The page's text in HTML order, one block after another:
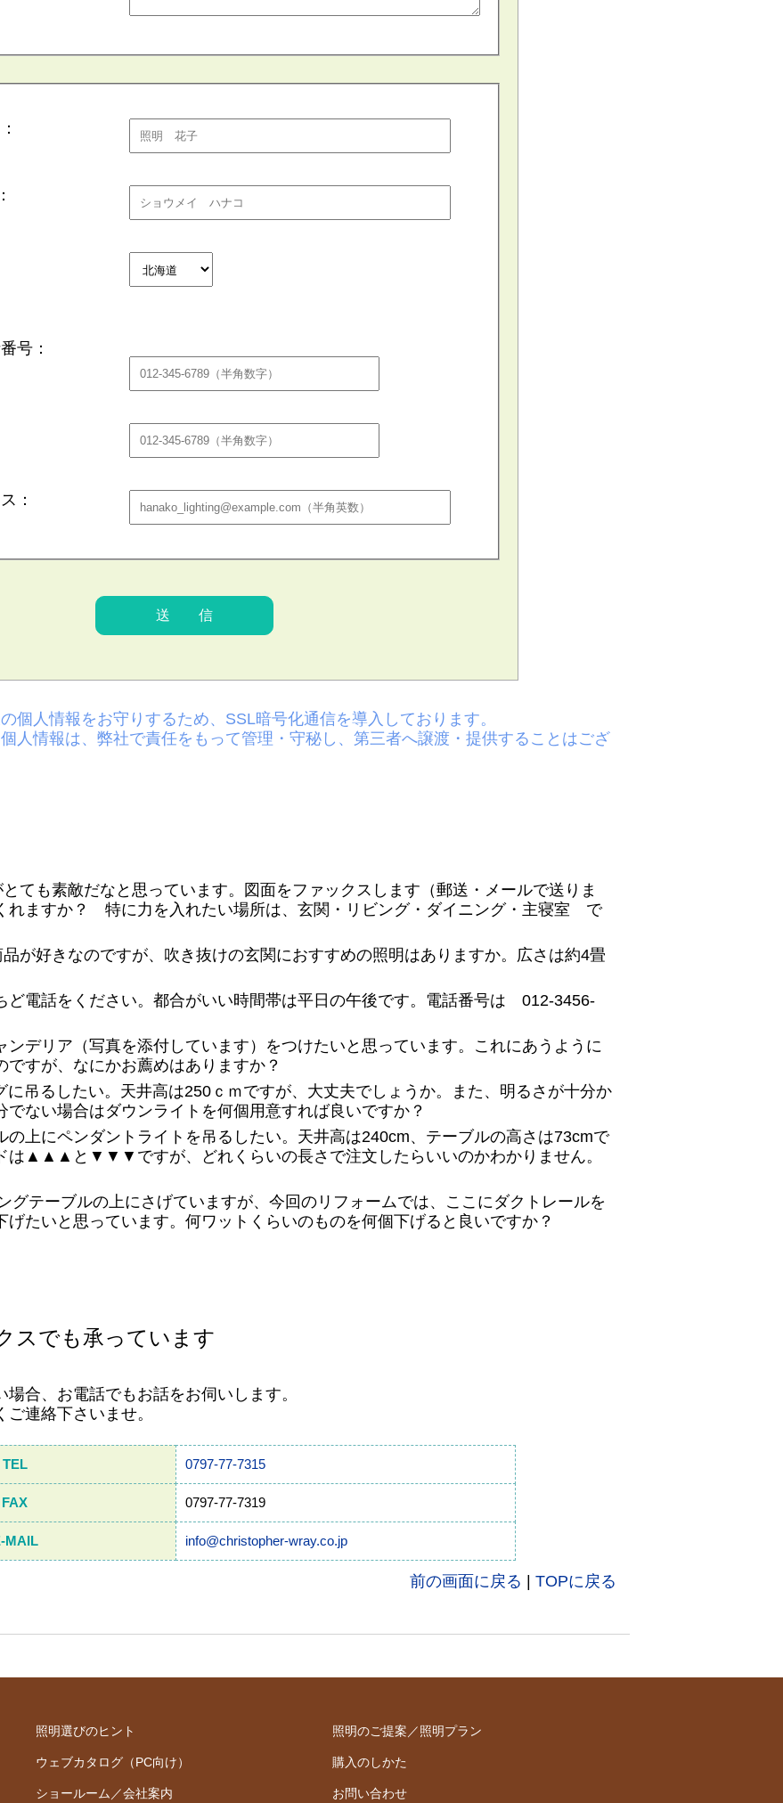
号：
：
個人情報をお守りするため、SSL暗号化通信を導入しております。
人情報は、弊社で責任をもって管理・守秘し、第三者へ譲渡・提供することはござ
も素敵だなと思っています。図面をファックスします（郵送・メールで送りま
れますか？ 特に力を入れたい場所は、玄関・リビング・ダイニング・主寝室 で
が好きなのですが、吹き抜けの玄関におすすめの照明はありますか。広さは約4畳
ど電話をください。都合がいい時間帯は平日の午後です。電話番号は 012-3456-
ンデリア（写真を添付しています）をつけたいと思っています。これにあうように
すが、なにかお薦めはありますか？
吊るしたい。天井高は250ｃｍですが、大丈夫でしょうか。また、明るさが十分か
でない場合はダウンライトを何個用意すれば良いですか？
の上にペンダントライトを吊るしたい。天井高は240cm、テーブルの高さは73cmで
は▲▲▲と▼▼▼ですが、どれくらいの長さで注文したらいいのかわかりません。
グテーブルの上にさげていますが、今回のリフォームでは、ここにダクトレールを
たいと思っています。何ワットくらいのものを何個下げると良いですか？
スでも承っています
合、お電話でもお話をお伺いします。
連絡下さいませ。
TEL 0797-77-7315
FAX 0797-77-7319
MAIL info@christopher-wray.co.jp
前の画面に戻る TOPに戻る
照明選びのヒント 照明のご提案／照明プラン
ウェブカタログ（PC向け） 購入のしかた
ショールーム／会社案内 お問い合わせ